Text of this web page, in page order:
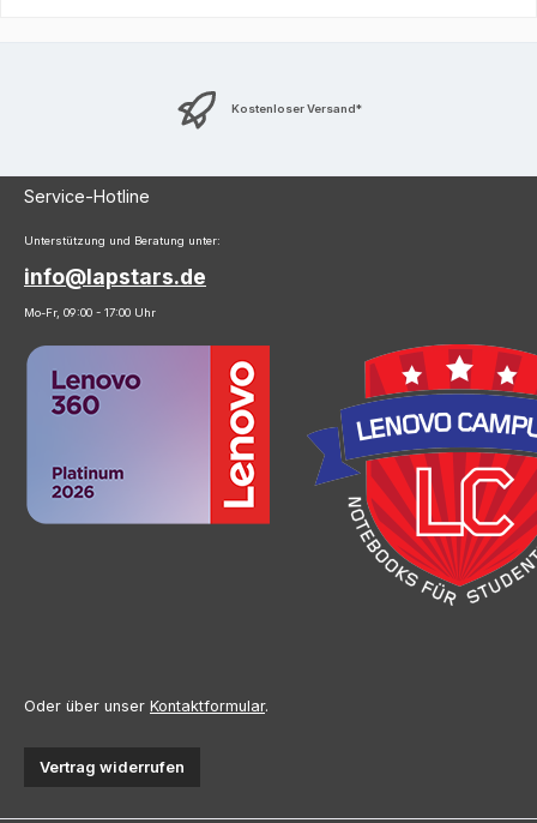
Kostenloser Versand*
Service-Hotline
Unterstützung und Beratung unter:
info@lapstars.de
Mo-Fr, 09:00 - 17:00 Uhr
Oder über unser Kontaktformular.
Vertrag widerrufen